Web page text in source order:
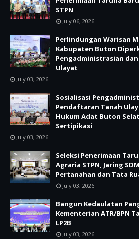
STPN
July 06, 2026
Perlindungan Warisan
Kabupaten Buton
Pengadministrasian
Ulayat
July 03, 2026
Sosialisasi
Pendaftaran Tanah
Hukum Adat Buton
Sertipikasi
July 03, 2026
Seleksi Penerimaan
Agraria STPN, Jaring
Pertanahan dan Tata
July 03, 2026
Bangun Kedaulatan
Kementerian ATR/BPN
LP2B
July 03, 2026